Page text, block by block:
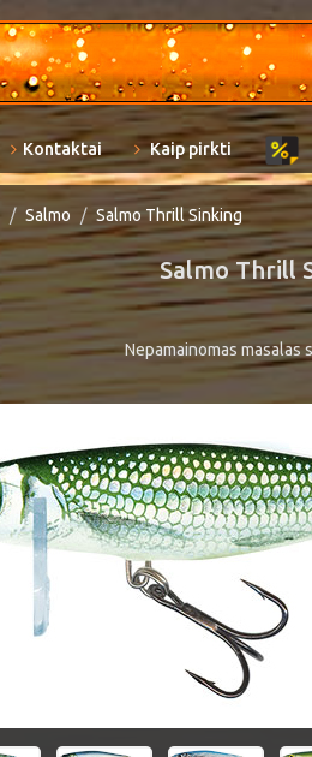
Kontaktai Kaip pirkti
Salmo Salmo Thrill Sinking
Salmo Thrill
Nepamainomas masalas